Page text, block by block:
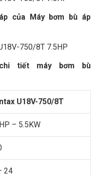
của Máy bơm bù áp
tiết
máy bơm bù
U18V-750/8T
– 5.5KW
24